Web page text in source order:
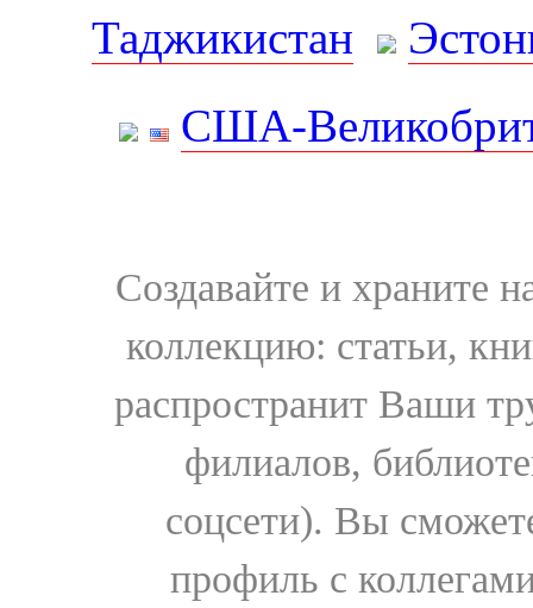
Таджикистан
США-
Создавайте и храните
коллекцию: статьи,
распространит Ваши
филиалов,
соцсети). Вы
профиль с